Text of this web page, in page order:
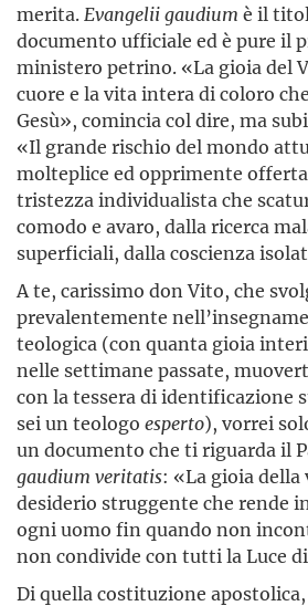
merita. Evangelii gaudium è il
documento ufficiale ed è pure il
ministero petrino. «La gioia del
cuore e la vita intera di coloro
Gesù», comincia col dire, ma
«Il grande rischio del mondo
molteplice ed opprimente
tristezza individualista che
comodo e avaro, dalla ricerca
superficiali, dalla coscienza
A te, carissimo don Vito, che
prevalentemente
teologica (con quanta gioia
nelle settimane passate,
con la tessera di identificazione
sei un teologo esperto), vorrei
un documento che ti riguarda il
gaudium veritatis: «La gioia
desiderio struggente che rende
ogni uomo fin quando non
non condivide con tutti la Luce
Di quella costituzione apostolica,